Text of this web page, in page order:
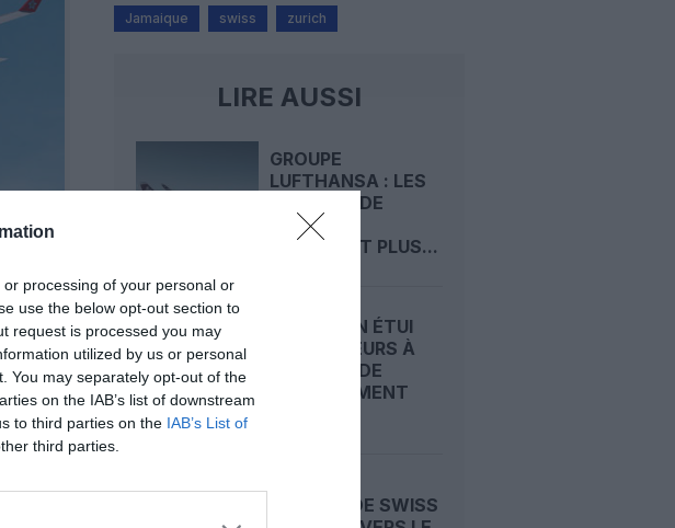
processing of your personal or
use the below opt-out section to
request is processed you may
utilized by us or personal
You may separately opt-out of the
on the IAB’s list of downstream
to third parties on the IAB’s List of
third parties.
Jamaique swiss zurich
LIRE AUSSI
GROUPE
LUFTHANSA : LES
A220-100 DE
SWISS NE
DEVRAIENT PLUS...
SWISS : UN ÉTUI
D’ÉCOUTEURS À
L’ORIGINE DE
DÉROUTEMENT
UN A330 DE SWISS